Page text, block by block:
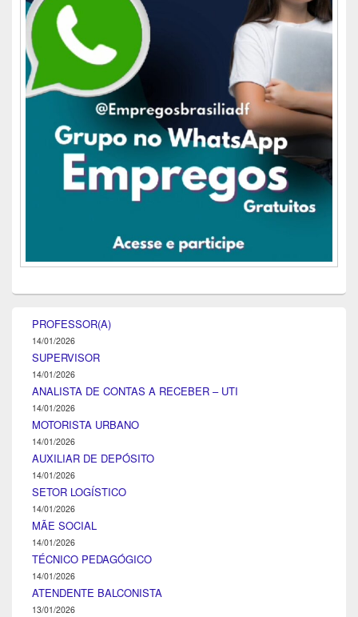
PROFESSOR(A)
14/01/2026
SUPERVISOR
14/01/2026
ANALISTA DE CONTAS A RECEBER – UTI
14/01/2026
MOTORISTA URBANO
14/01/2026
AUXILIAR DE DEPÓSITO
14/01/2026
SETOR LOGÍSTICO
14/01/2026
MÃE SOCIAL
14/01/2026
TÉCNICO PEDAGÓGICO
14/01/2026
ATENDENTE BALCONISTA
13/01/2026